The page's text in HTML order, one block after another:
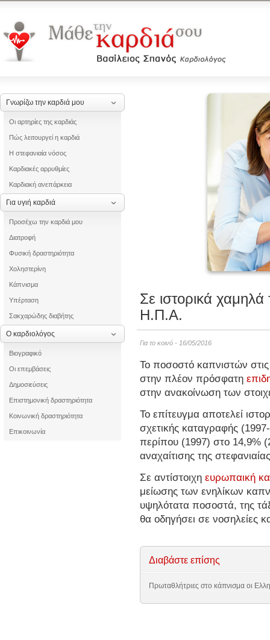
Γνωρίζω την καρδιά μου
Οι αρτηρίες της καρδιάς
Πώς λειτουργεί η καρδιά
Η στεφανιαία νόσος
Καρδιακές αρρυθμίες
Καρδιακή ανεπάρκεια
Για υγιή καρδιά
Προσέχω την καρδιά μου
Διατροφή
Φυσική δραστηριότητα
Χοληστερίνη
Κάπνισμα
Υπέρταση
Σακχαρώδης διαβήτης
Ο καρδιολόγος
Βιογραφικό
Οι επεμβάσεις
Δημοσιεύσεις
Επιστημονική δραστηριότητα
Κοινωνική δραστηριότητα
Επικοινωνία
Σε ιστορικά
Η.Π.Α.
Για το κοινό - 16/05/2016
Το ποσοστό καπνιστών
στην πλέον πρόσφατη
στην ανακοίνωση των
Το επίτευγμα αποτελεί
σχετικής καταγραφής
περίπου (1997) στο 14,9%
αναχαίτισης της
Σε αντίστοιχη ευρωπαική
μείωσης των ενηλίκων
υψηλότατα ποσοστά, της
θα οδηγήσει σε νοσηλείες
Διαβάστε επίσης
Πρωταθλήτριες στο κάπνισμα οι